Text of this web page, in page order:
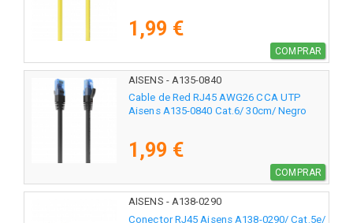
1,99 €
COMPRAR
AISENS - A135-0840
Cable de Red RJ45 AWG26 CCA UTP
Aisens A135-0840 Cat.6/ 30cm/ Negro
1,99 €
COMPRAR
AISENS - A138-0290
Conector RJ45 Aisens A138-0290/ Cat.5e/